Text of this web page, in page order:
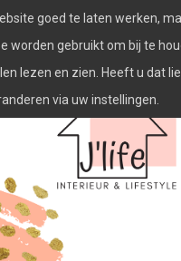
goed te laten werken,
worden gebruikt om bij te
lezen en zien. Heeft u dat
via uw instellingen.